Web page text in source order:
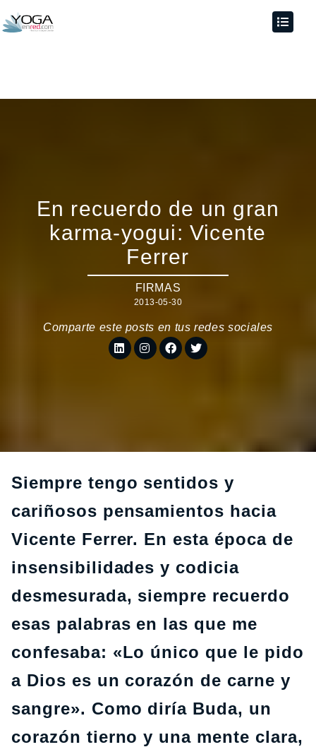
En recuerdo de un gran
karma-yogui: Vicente
Ferrer
FIRMAS
2013-05-30
Comparte este posts en tus redes sociales
Siempre tengo sentidos y
cariñosos pensamientos hacia
Vicente Ferrer. En esta época de
insensibilidades y codicia
desmesurada, siempre recuerdo
esas palabras en las que me
confesaba: «Lo único que le pido
a Dios es un corazón de carne y
sangre». Como diría Buda, un
corazón tierno y una mente clara,